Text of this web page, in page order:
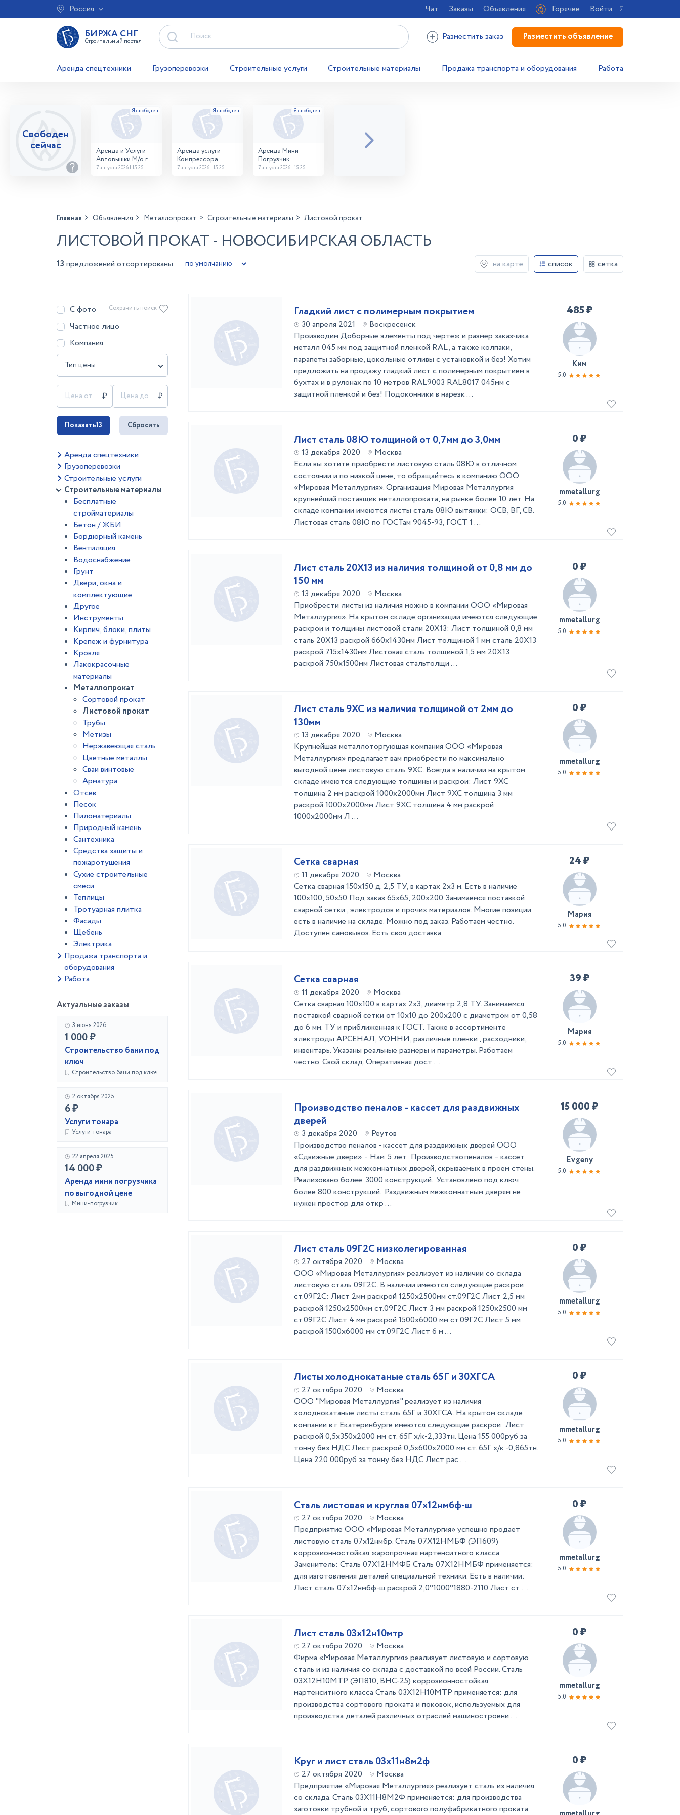
Россия Чат Заказы Объявления Горячее Войти
БИРЖА СНГ
Строительный портал Разместить заказ Разместить объявление
Аренда спецтехники Грузоперевозки Строительные услуги Строительные материалы Продажа транспорта и оборудования Работа
Свободен
сейчас
Аренда и Услуги
Автовышки М/о г.
Домодедово
7 августа 2026 | 15:25
Аренда услуги
Компрессора
7 августа 2026 | 15:25
Аренда Мини-
Погрузчик
7 августа 2026 | 15:25
Главная Объявления Металлопрокат Строительные материалы Листовой прокат
ЛИСТОВОЙ ПРОКАТ - НОВОСИБИРСКАЯ ОБЛАСТЬ
13 предложений отсортированы на карте список сетка
С фото
Частное лицо
Компания
Тип цены:
Сохранить поиск
Показать13 Сбросить
Аренда спецтехники
Грузоперевозки
Строительные услуги
Строительные материалы
Бесплатные
стройматериалы
Бетон / ЖБИ
Бордюрный камень
Вентиляция
Водоснабжение
Грунт
Двери, окна и
комплектующие
Другое
Инструменты
Кирпич, блоки, плиты
Крепеж и фурнитура
Кровля
Лакокрасочные
материалы
Металлопрокат
Сортовой прокат
Листовой прокат
Трубы
Метизы
Нержавеющая сталь
Цветные металлы
Сваи винтовые
Арматура
Отсев
Песок
Пиломатериалы
Природный камень
Сантехника
Средства защиты и
пожаротушения
Сухие строительные
смеси
Теплицы
Тротуарная плитка
Фасады
Щебень
Электрика
Продажа транспорта и
оборудования
Работа
Актуальные заказы
3 июня 2026
1 000 ₽
Строительство бани под
ключ
Строительство бани под ключ
2 октября 2025
6 ₽
Услуги тонара
Услуги тонара
22 апреля 2025
14 000 ₽
Аренда мини погрузчика
по выгодной цене
Мини-погрузчик
Гладкий лист с полимерным покрытием
30 апреля 2021
Воскресенск
Производим Доборные элементы под чертеж и размер заказчика
металл 045 мм под защитной пленкой RAL, а также колпаки,
парапеты заборные, цокольные отливы с установкой и без! Хотим
предложить на продажу гладкий лист с полимерным покрытием в
бухтах и в рулонах по 10 метров RAL9003 RAL8017 045мм с
защитной пленкой и без! Подоконники в нарезк ...
485 ₽
Ким
5.0
Лист сталь 08Ю толщиной от 0,7мм до 3,0мм
13 декабря 2020
Москва
Если вы хотите приобрести листовую сталь 08Ю в отличном
состоянии и по низкой цене, то обращайтесь в компанию ООО
«Мировая Металлургия». Организация Мировая Металлургия
крупнейший поставщик металлопроката, на рынке более 10 лет. На
складе компании имеются листы сталь 08Ю вытяжки: ОСВ, ВГ, СВ.
Листовая сталь 08Ю по ГОСТам 9045-93, ГОСТ 1 ...
0 ₽
mmetallurg
5.0
Лист сталь 20Х13 из наличия толщиной от 0,8 мм до
150 мм
13 декабря 2020
Москва
Приобрести листы из наличия можно в компании ООО «Мировая
Металлургия». На крытом складе организации имеются следующие
раскрои и толщины листовой стали 20Х13: Лист толщиной 0,8 мм
сталь 20Х13 раскрой 660х1430мм Лист толщиной 1 мм сталь 20Х13
раскрой 715х1430мм Листовая сталь толщиной 1,5 мм 20Х13
раскрой 750х1500мм Листовая стальтолщи ...
0 ₽
mmetallurg
5.0
Лист сталь 9ХС из наличия толщиной от 2мм до
130мм
13 декабря 2020
Москва
Крупнейшая металлоторгующая компания ООО «Мировая
Металлургия» предлагает вам приобрести по максимально
выгодной цене листовую сталь 9ХС. Всегда в наличии на крытом
складе имеются следующие толщины и раскрои: Лист 9ХС
толщина 2 мм раскрой 1000х2000мм Лист 9ХС толщина 3 мм
раскрой 1000х2000мм Лист 9ХС толщина 4 мм раскрой
1000х2000мм Л ...
0 ₽
mmetallurg
5.0
Сетка сварная
11 декабря 2020
Москва
Сетка сварная 150х150 д. 2,5 ТУ, в картах 2х3 м. Есть в наличие
100х100, 50х50 Под заказ 65х65, 200х200 Занимаемся поставкой
сварной сетки , электродов и прочих материалов. Многие позиции
есть в наличие на складе. Можно под заказ. Работаем честно.
Доступен самовывоз. Есть своя доставка.
24 ₽
Мария
5.0
Сетка сварная
11 декабря 2020
Москва
Сетка сварная 100х100 в картах 2х3, диаметр 2,8 ТУ. Занимаемся
поставкой сварной сетки от 10х10 до 200х200 с диаметром от 0,58
до 6 мм. ТУ и приближенная к ГОСТ. Также в ассортименте
электроды АРСЕНАЛ, УОННИ, различные пленки , расходники,
инвентарь. Указаны реальные размеры и параметры. Работаем
честно. Свой склад. Оперативная дост ...
39 ₽
Мария
5.0
Производство пеналов - кассет для раздвижных
дверей
3 декабря 2020
Реутов
Производство пеналов - кассет для раздвижных дверей ООО
«Сдвижные двери» - Нам 5 лет. Производство пеналов – кассет
для раздвижных межкомнатных дверей, скрываемых в проем стены.
Реализовано более 3000 конструкций. Установлено под ключ
более 800 конструкций. Раздвижным межкомнатным дверям не
нужен простор для откр ...
15 000 ₽
Evgeny
5.0
Лист сталь 09Г2С низколегированная
27 октября 2020
Москва
ООО «Мировая Металлургия» реализует из наличии со склада
листовую сталь 09Г2С. В наличии имеются следующие раскрои
ст.09Г2С: Лист 2мм раскрой 1250х2500мм ст.09Г2С Лист 2,5 мм
раскрой 1250х2500мм ст.09Г2С Лист 3 мм раскрой 1250х2500 мм
ст.09Г2С Лист 4 мм раскрой 1500х6000 мм ст.09Г2С Лист 5 мм
раскрой 1500х6000 мм ст.09Г2С Лист 6 м ...
0 ₽
mmetallurg
5.0
Листы холоднокатаные сталь 65Г и 30ХГСА
27 октября 2020
Москва
ООО "Мировая Металлургия" реализует из наличия
холоднокатаные листы сталь 65Г и 30ХГСА. На крытом складе
компании в г. Екатеринбурге имеются следующие раскрои: Лист
раскрой 0,5х350х2000 мм ст. 65Г х/к-2,333тн. Цена 155 000руб за
тонну без НДС Лист раскрой 0,5х600х2000 мм ст. 65Г х/к -0,865тн.
Цена 220 000руб за тонну без НДС Лист рас ...
0 ₽
mmetallurg
5.0
Сталь листовая и круглая 07х12нмбф-ш
27 октября 2020
Москва
Предприятие ООО «Мировая Металлургия» успешно продает
листовую сталь 07х12нмбр. Сталь 07Х12НМБФ (ЭП609)
коррозионностойкая жаропрочная мартенситного класса
Заменитель: Сталь 07Х12НМФБ Сталь 07Х12НМБФ применяется:
для изготовления деталей специальной техники. Есть в наличии:
Лист сталь 07х12нмбф-ш раскрой 2,0*1000*1880-2110 Лист ст. ...
0 ₽
mmetallurg
5.0
Лист сталь 03х12н10мтр
27 октября 2020
Москва
Фирма «Мировая Металлургия» реализует листовую и сортовую
сталь и из наличия со склада с доставкой по всей России. Сталь
03Х12Н10МТР (ЭП810, ВНС-25) коррозионностойкая
мартенситного класса Сталь 03Х12Н10МТР применяется: для
производства сортового проката и поковок, используемых для
производства деталей различных отраслей машиностроени ...
0 ₽
mmetallurg
5.0
Круг и лист сталь 03х11н8м2ф
27 октября 2020
Москва
Предприятие «Мировая Металлургия» реализует сталь из наличия
со склада. Сталь 03Х11Н8М2Ф применяется: для производства
заготовки трубной и труб, сортового полуфабрикатного проката
0 ₽